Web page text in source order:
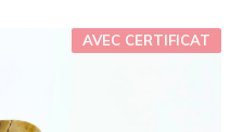
AVEC CERTIFICAT